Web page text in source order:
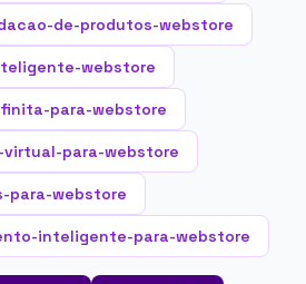
de-produtos-webstore
webstore
para-webstore
para-webstore
para-webstore
inteligente-para-webstore